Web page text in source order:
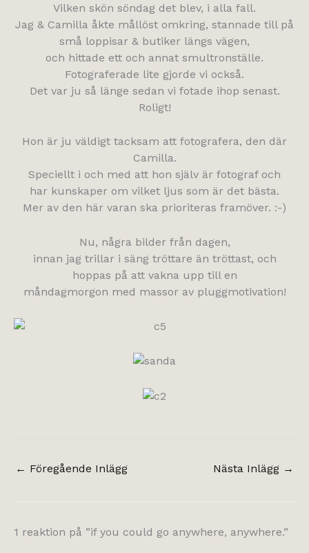
Vilken skön söndag det blev, i alla fall.
Jag & Camilla åkte mållöst omkring, stannade till på
små loppisar & butiker längs vägen,
och hittade ett och annat smultronställe.
Fotograferade lite gjorde vi också.
Det var ju så länge sedan vi fotade ihop senast.
Roligt!
Hon är ju väldigt tacksam att fotografera, den där
Camilla.
Speciellt i och med att hon själv är fotograf och
har kunskaper om vilket ljus som är det bästa.
Mer av den här varan ska prioriteras framöver. :-)
Nu, några bilder från dagen,
innan jag trillar i säng tröttare än tröttast, och
hoppas på att vakna upp till en
måndagmorgon med massor av pluggmotivation!
← Föregående Inlägg Nästa Inlägg →
1 reaktion på ”if you could go anywhere, anywhere.”